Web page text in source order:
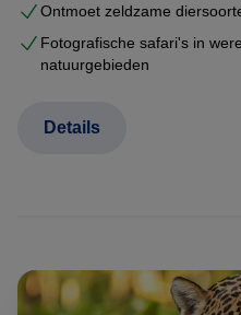
Ontmoet zeldzame
Fotografische safari's in
natuurgebieden
Details